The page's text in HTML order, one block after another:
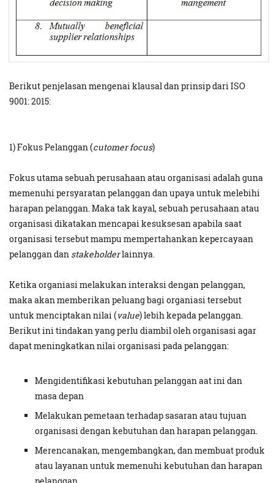
Berikut penjelasan mengenai klausal dan prinsip dari ISO
9001: 2015:
1) Fokus Pelanggan (cutomer focus)
Fokus utama sebuah perusahaan atau organisasi adalah guna
memenuhi persyaratan pelanggan dan upaya untuk melebihi
harapan pelanggan. Maka tak kayal, sebuah perusahaan atau
organisasi dikatakan mencapai kesuksesan apabila saat
organisasi tersebut mampu mempertahankan kepercayaan
pelanggan dan stakeholderlainnya.
Ketika organiasi melakukan interaksi dengan pelanggan,
maka akan memberikan peluang bagi organiasi tersebut
untuk menciptakan nilai (value) lebih kepada pelanggan.
Berikut ini tindakan yang perlu diambil oleh organisasi agar
dapat meningkatkan nilai organisasi pada pelanggan:
Mengidentifikasi kebutuhan pelanggan aat ini dan
masa depan
Melakukan pemetaan terhadap sasaran atau tujuan
organisasi dengan kebutuhan dan harapan pelanggan.
Merencanakan, mengembangkan, dan membuat produk
atau layanan untuk memenuhi kebutuhan dan harapan
pelanggan.